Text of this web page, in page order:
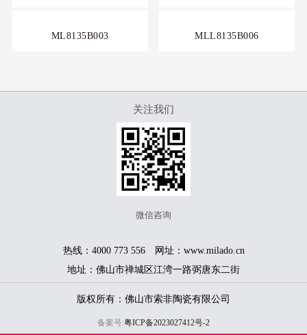
ML8135B003 MLL8135B006
关注我们
微信咨询
热线：4000 773 556 网址：www.milado.cn
地址：佛山市禅城区江湾一路弼唐东二街
版权所有：佛山市索非陶瓷有限公司
备案号:粤ICP备2023027412号-2